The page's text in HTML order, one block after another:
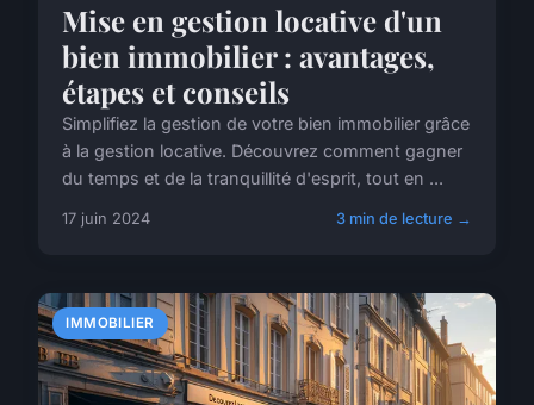
Mise en gestion locative d'un
bien immobilier : avantages,
étapes et conseils
Simplifiez la gestion de votre bien immobilier grâce
à la gestion locative. Découvrez comment gagner
du temps et de la tranquillité d'esprit, tout en ...
17 juin 2024 3 min de lecture →
IMMOBILIER